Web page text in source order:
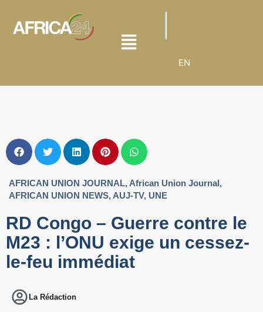
EN
AFRICAN UNION JOURNAL, African Union Journal,
AFRICAN UNION NEWS, AUJ-TV, UNE
RD Congo – Guerre contre le
M23 : l’ONU exige un cessez-
le-feu immédiat
La Rédaction